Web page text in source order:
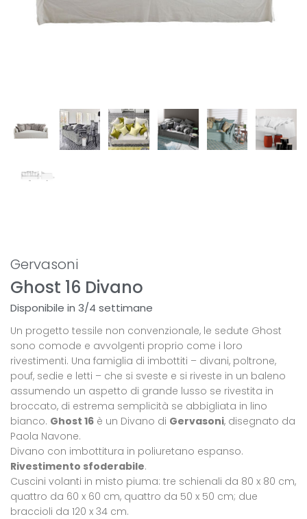
Gervasoni
Ghost 16 Divano
Disponibile in 3/4 settimane
Un progetto tessile non convenzionale, le sedute Ghost
sono comode e avvolgenti proprio come i loro
rivestimenti. Una famiglia di imbottiti – divani, poltrone,
pouf, sedie e letti – che si sveste e si riveste in un baleno
assumendo un aspetto di grande lusso se rivestita in
broccato, di estrema semplicità se abbigliata in lino
bianco. Ghost 16 è un Divano di Gervasoni, disegnato da
Paola Navone.
Divano con imbottitura in poliuretano espanso.
Rivestimento sfoderabile.
Cuscini volanti in misto piuma: tre schienali da 80 x 80 cm,
quattro da 60 x 60 cm, quattro da 50 x 50 cm; due
braccioli da 120 x 34 cm.